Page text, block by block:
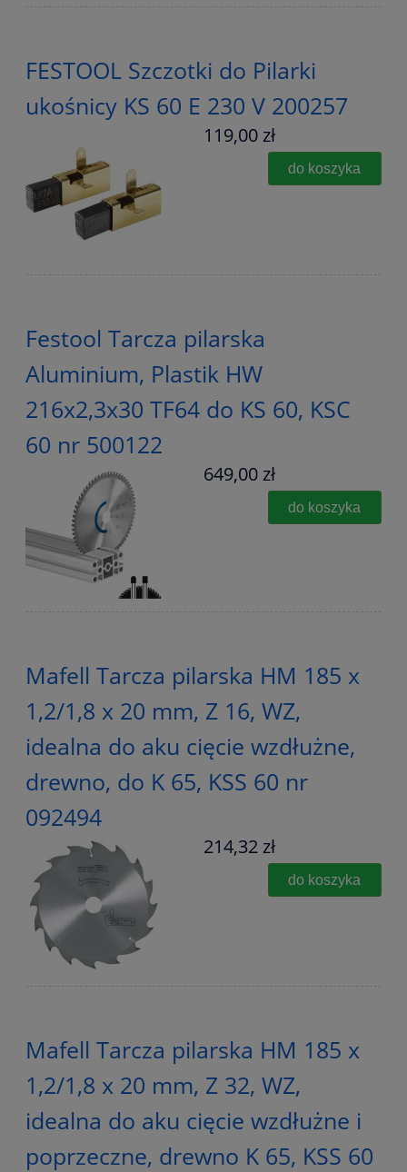
FESTOOL Szczotki do Pilarki
ukośnicy KS 60 E 230 V 200257
119,00 zł
do koszyka
Festool Tarcza pilarska
Aluminium, Plastik HW
216x2,3x30 TF64 do KS 60, KSC
60 nr 500122
649,00 zł
do koszyka
Mafell Tarcza pilarska HM 185 x
1,2/1,8 x 20 mm, Z 16, WZ,
idealna do aku cięcie wzdłużne,
drewno, do K 65, KSS 60 nr
092494
214,32 zł
do koszyka
Mafell Tarcza pilarska HM 185 x
1,2/1,8 x 20 mm, Z 32, WZ,
idealna do aku cięcie wzdłużne i
poprzeczne, drewno K 65, KSS 60